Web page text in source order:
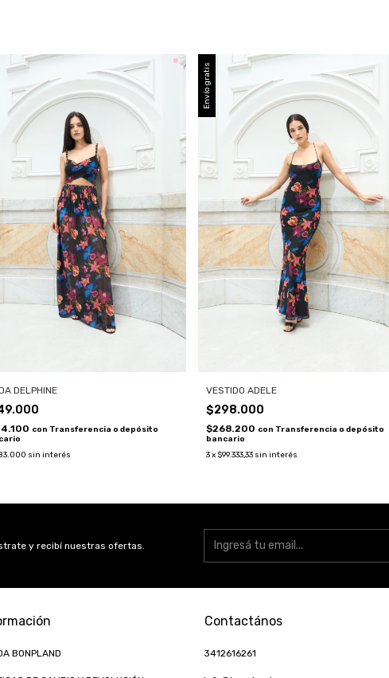
DELPHINE
con Transferencia o depósito
sin interés
Envío gratis
VESTIDO ADELE
$298.000
$268.200 con Transferencia o depósito
bancario
3 x $99.333,33 sin interés
y recibí nuestras ofertas.
BONPLAND
Contactános
3412616261